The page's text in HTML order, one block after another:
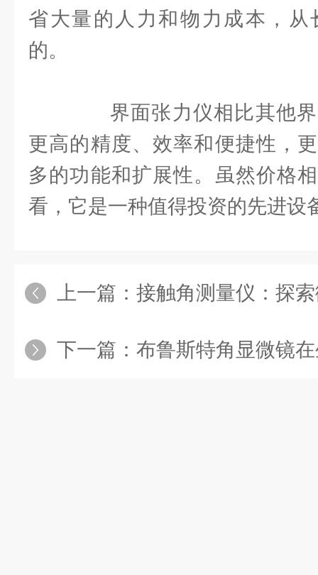
省大量的人力和物力成本，
的。
界面张力仪相比其他界
更高的精度、效率和便捷性，
多的功能和扩展性。虽然价格
看，它是一种值得投资的先进设
上一篇： 接触角测量仪：探
下一篇： 布鲁斯特角显微镜